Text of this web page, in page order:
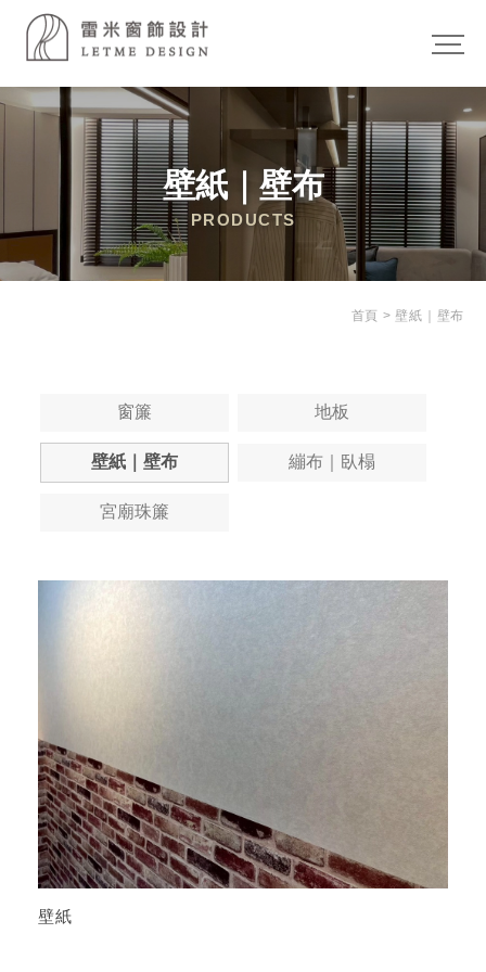
壁紙｜壁布
首頁 > 壁紙｜壁布
窗簾 地板
壁紙｜壁布 繃布｜臥榻
宮廟珠簾
壁紙